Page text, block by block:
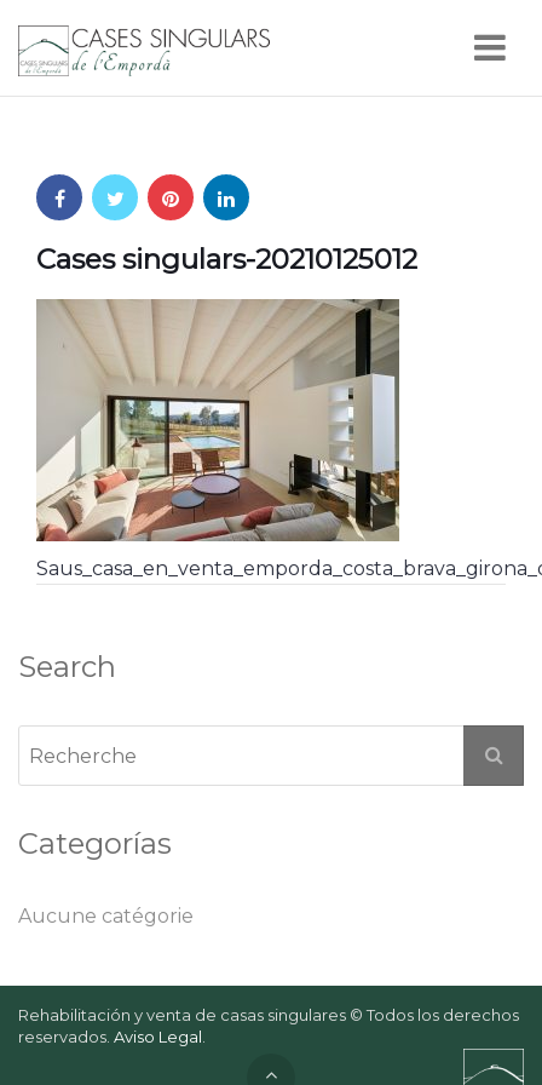
Cases singulars-20210125012
Search
Categorías
Aucune catégorie
Rehabilitación y venta de casas singulares © Todos los derechos
reservados. Aviso Legal